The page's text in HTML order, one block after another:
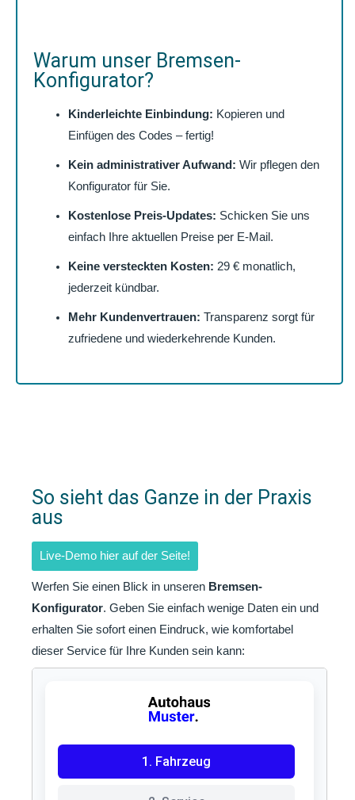
Warum unser Bremsen-
Konfigurator?
Kinderleichte Einbindung: Kopieren und
Einfügen des Codes – fertig!
Kein administrativer Aufwand: Wir pflegen den
Konfigurator für Sie.
Kostenlose Preis-Updates: Schicken Sie uns
einfach Ihre aktuellen Preise per E-Mail.
Keine versteckten Kosten: 29 € monatlich,
jederzeit kündbar.
Mehr Kundenvertrauen: Transparenz sorgt für
zufriedene und wiederkehrende Kunden.
So sieht das Ganze in der Praxis
aus
Live-Demo hier auf der Seite!
Werfen Sie einen Blick in unseren Bremsen-
Konfigurator. Geben Sie einfach wenige Daten ein und
erhalten Sie sofort einen Eindruck, wie komfortabel
dieser Service für Ihre Kunden sein kann: